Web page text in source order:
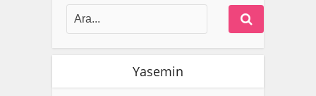
Yasemin